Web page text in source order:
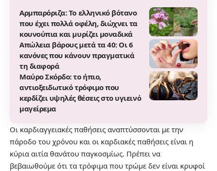
Αρμπαρόριζα: Το ελληνικό βότανο
που έχει πολλά οφέλη, διώχνει τα
κουνούπια και μυρίζει μοναδικά
Απώλεια βάρους μετά τα 40: Οι 6
κανόνες που κάνουν πραγματικά
τη διαφορά
Μαύρο Σκόρδο: το ήπιο,
αντιοξειδωτικό τρόφιμο που
κερδίζει υψηλές θέσεις στο υγιεινό
μαγείρεμα
Οι καρδιαγγειακές παθήσεις αναπτύσσονται με την
πάροδο του χρόνου και οι καρδιακές παθήσεις είναι η
κύρια αιτία θανάτου παγκοσμίως. Πρέπει να
βεβαιωθούμε ότι τα τρόφιμα που τρώμε δεν είναι κρυφοί